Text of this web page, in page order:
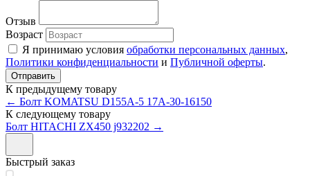
Отзыв
Возраст
Я принимаю условия обработки персональных данных,
Политики конфиденциальности и Публичной оферты.
К предыдущему товару
← Болт KOMATSU D155A-5 17А-30-16150
К следующему товару
Болт HITACHI ZX450 j932202 →
Быстрый заказ